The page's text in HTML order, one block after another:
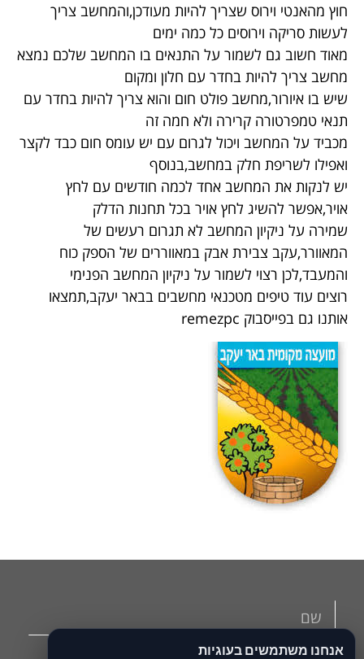
חוץ מהאנטי וירוס שצריך להיות מעודכן,והמחשב צריך
לעשות סריקה וירוסים כל כמה ימים
מאוד חשוב גם לשמור על התנאים בו המחשב שלכם נמצא
מחשב צריך להיות בחדר עם חלון ומקום
שיש בו איורור,מחשב פולט חום והוא צריך להיות בחדר עם
תנאי טמפרטורה קרירה ולא חמה זה
מכביד על המחשב ויכול לגרום עם יש עומס חום כבד לקצר
ואפילו לשריפת חלק במחשב,בנוסף
יש לנקות את המחשב אחד לכמה חודשים עם לחץ
אויר,אפשר להשיג לחץ אויר בכל תחנות הדלק
שמירה על ניקיון המחשב לא תגרום רעשים של
המאוורר,עקב צבירת אבק במאווררים של הספק כוח
והמעבד,לכן רצוי לשמור על ניקיון המחשב הפנימי
רוצים עוד טיפים מטכנאי מחשבים בבאר יעקב,תמצאו
אותנו גם בפייסבוק remezpc
אנחנו משתמשים בעוגיות